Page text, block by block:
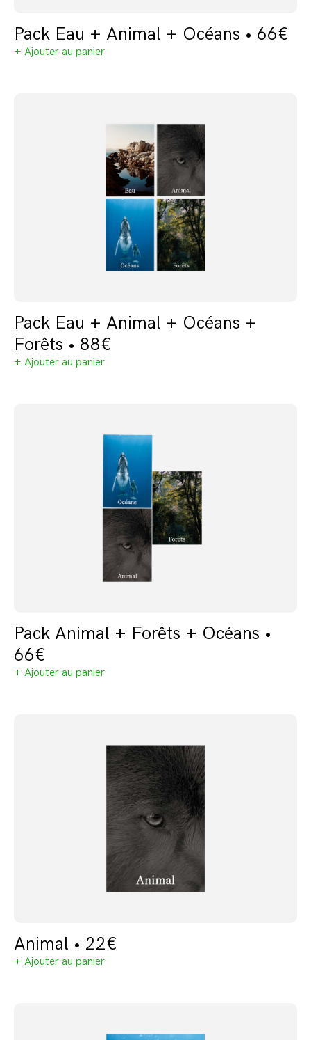
Pack Eau + Animal + Océans • 66€
+ Ajouter au panier
Pack Eau + Animal + Océans +
Forêts • 88€
+ Ajouter au panier
Pack Animal + Forêts + Océans •
66€
+ Ajouter au panier
Animal • 22€
+ Ajouter au panier